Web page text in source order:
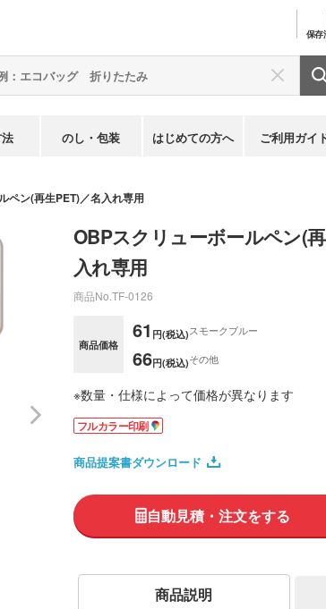
保存
のし・包装 はじめての方へ ご利用ガイ
ペン(再生PET)／名入れ専用
OBPスクリューボールペン(
入れ専用
商品No. TF-0126
商品価格
61 円(税込) スモークブルー
66円(税込)その他
※数量・仕様によって価格が異なります
フルカラー印刷
商品提案書ダウンロード
自動見積・注文をする
商品説明